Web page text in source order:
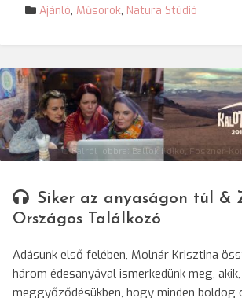
Ajánló, Műsorok, Natura Stúdió
© Balról jobbra: Ballok Ildikó, Foszner-
Siker az anyaságon túl &
Országos Találkozó
Adásunk első felében, Molnár Krisztina
három édesanyával ismerkedünk meg,
meggyőződésükben, hogy minden boldog